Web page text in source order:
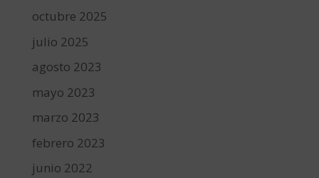
octubre 2025
julio 2025
agosto 2023
mayo 2023
marzo 2023
febrero 2023
junio 2022